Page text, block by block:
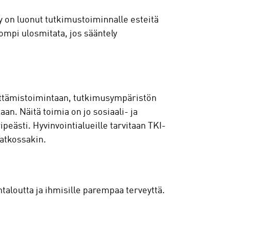
on luonut tutkimustoiminnalle esteitä
ulosmitata, jos sääntely
tutkimusympäristön
Näitä toimia on jo sosiaali- ja
Hyvinvointialueille tarvitaan TKI-
ja ihmisille parempaa terveyttä.